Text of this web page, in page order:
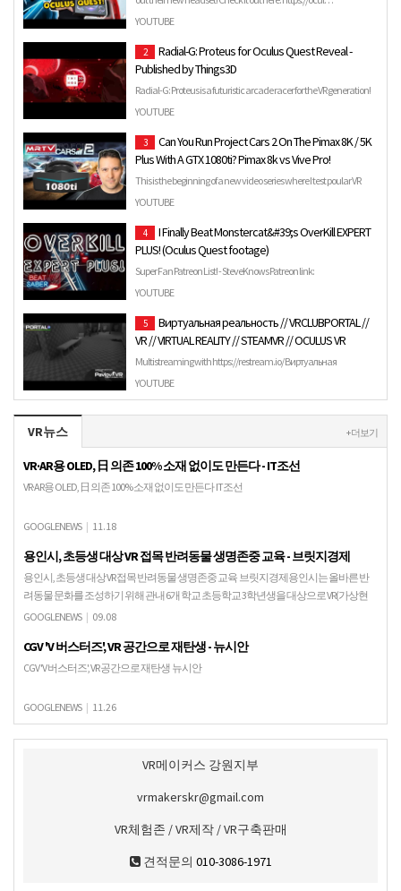
YOUTUBE
2
Radial-G: Proteus for Oculus Quest Reveal -
Published by Things3D
Radial-G: Proteus is a futuristic arcade racer for the VR generation!
Climb into the cockpit of a gravity-defying race c…
YOUTUBE
3
Can You Run Project Cars 2 On The Pimax 8K / 5K
Plus With A GTX 1080ti? Pimax 8k vs Vive Pro!
This is the beginning of a new video series where I test poular VR
games with the Pimax 8k / 5k+ / Vive Pro on the GTX 1…
YOUTUBE
4
I Finally Beat Monstercat&#39;s OverKill EXPERT
PLUS! (Oculus Quest footage)
Super Fan Patreon List! - SteveKnows Patreon link:
https://www.patreon.com/Gamerreality I finally did it. After much
YOUTUBE
5
Виртуальная реальность // VRCLUBPORTAL //
VR // VIRTUAL REALITY // STEAMVR // OCULUS VR
Multistreaming with https://restream.io/ Виртуальная
реальность // VRCLUBPORTAL // VR // VIRTUAL REALITY // STEAMVR
// O…
YOUTUBE
VR뉴스 + 더보기
VR·AR용 OLED, 日 의존 100% 소재 없이도 만든다 - IT조선
VR·AR용 OLED, 日 의존 100% 소재 없이도 만든다 IT조선
GOOGLENEWS | 11.18
용인시, 초등생 대상 VR 접목 반려동물 생명존중 교육 - 브릿지경제
용인시, 초등생 대상 VR 접목 반려동물 생명존중 교육 브릿지경제용인시는 올바른 반
려동물 문화를 조성하기 위해 관내 6개 학교 초등학교 3학년생을 대상으로 VR(가상현
실)을 접목한 반려동물 생명존중 교육을 한다고 …
GOOGLENEWS | 09.08
CGV 'V 버스터즈', VR 공간으로 재탄생 - 뉴시안
CGV 'V 버스터즈', VR 공간으로 재탄생 뉴시안
GOOGLENEWS | 11.26
VR메이커스 강원지부
vrmakerskr@gmail.com
VR체험존 / VR제작 / VR구축판매
견적문의 010-3086-1971